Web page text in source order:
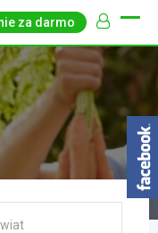
za darmo